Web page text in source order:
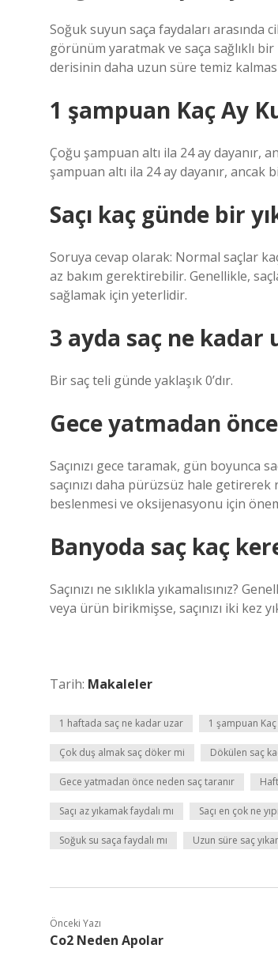
Soğuk suyun saça faydaları arasında
görünüm yaratmak ve saça sağlıklı
derisinin daha uzun süre temiz
1 şampuan Kaç Ay
Çoğu şampuan altı ila 24 ay dayanır,
şampuan altı ila 24 ay dayanır, ancak
Saçı kaç günde bir
Soruya cevap olarak: Normal saçlar
az bakım gerektirebilir. Genellikle,
sağlamak için yeterlidir.
3 ayda saç ne kadar
Bir saç teli günde yaklaşık 0’dır.
Gece yatmadan
Saçınızı gece taramak, gün boyunca
saçınızı daha pürüzsüz hale getirerek
beslenmesi ve oksijenasyonu için
Banyoda saç kaç
Saçınızı ne sıklıkla yıkamalısınız?
veya ürün birikmişse, saçınızı iki kez
Tarih: Makaleler
1 haftada saç ne kadar uzar 1 şampuan Kaç
Çok duş almak saç döker mi Dökülen saç
Gece yatmadan önce neden saç taranır
Saçı az yıkamak faydalı mı Saçı en çok ne
Soğuk su saça faydalı mı Uzun süre saç
Önceki Yazı
Co2 Neden Apolar